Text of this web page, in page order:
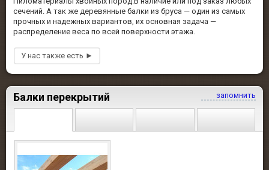
сечений. А так же деревянные балки из бруса — один из самых
прочных и надежных вариантов, их основная задача —
распределение веса по всей поверхности этажа.
запомнить
Балки перекрытий